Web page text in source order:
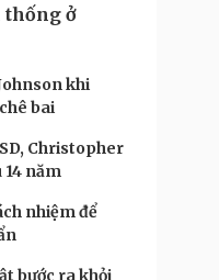
thống ở
khi
bai
Christopher
năm
nhiệm để
bước ra khỏi